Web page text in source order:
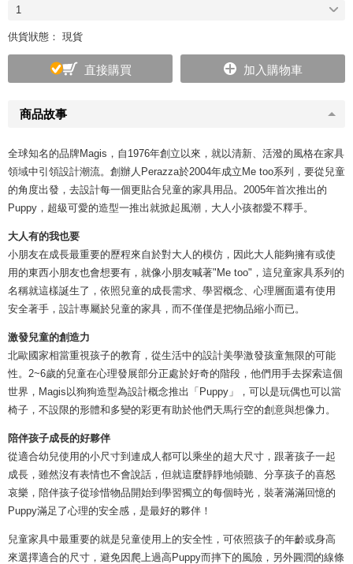
商品故事
全球知名的品牌Magis，自1976年創立以來，就以清新、活潑的風格在家具
領域中引領設計潮流。創辦人Perazza於2004年成立Me too系列，要從兒童
的角度出發，去設計每一個更貼合兒童的家具用品。2005年首次推出的
Puppy，超級可愛的造型一推出就掀起風潮，大人小孩都愛不釋手。
大人有的我也要
小朋友在成長最重要的歷程來自於對大人的模仿，因此大人能夠擁有或使
用的東西小朋友也會想要有，就像小朋友喊著"Me too"，這兒童家具系列的
名稱就這樣誕生了，依照兒童的成長需求、學習概念、心理層面還有使用
安全著手，設計專屬於兒童的家具，而不僅僅是把物品縮小而已。
激發兒童的創造力
北歐國家相當重視孩子的教育，從生活中的設計美學激發孩童無限的可能
性。2~6歲的兒童在心理發展部分正處於好奇的階段，他們用手去探索這個
世界，Magis以狗狗造型為設計概念推出「Puppy」，可以是玩偶也可以當
椅子，不設限的形體和多變的彩更有助於他們天馬行空的創意與想像力。
陪伴孩子成長的好夥伴
從適合幼兒使用的小尺寸到連成人都可以乘坐的超大尺寸，跟著孩子一起
成長，雖然沒有表情也不會說話，但就這麼靜靜地傾聽、分享孩子的喜怒
哀樂，陪伴孩子從珍惜物品開始到學習獨立的每個時光，裝著滿滿回憶的
Puppy滿足了心理的安全感，是最好的夥伴！
兒童家具中最重要的就是兒童使用上的安全性，可依照孩子的年齡或身高
來選擇適合的尺寸，避免因爬上過高Puppy而摔下的風險，另外圓潤的線條
1
供貨狀態： 現貨
直接購買 加入購物車